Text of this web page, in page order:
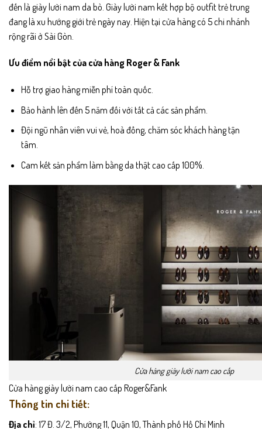
đến là giày lười nam da bò. Giày lười nam kết hợp bộ outfit trẻ trung
đang là xu hướng giới trẻ ngày nay. Hiện tại cửa hàng có 5 chi nhánh
rộng rãi ở Sài Gòn.
Ưu điểm nổi bật của cửa hàng Roger & Fank
Hỗ trợ giao hàng miễn phí toàn quốc.
Bảo hành lên đến 5 năm đối với tất cả các sản phẩm.
Đội ngũ nhân viên vui vẻ, hoà đồng, chăm sóc khách hàng tận
tâm.
Cam kết sản phẩm làm bằng da thật cao cấp 100%.
Cửa hàng giày lười nam cao cấp
Cửa hàng giày lười nam cao cấp Roger&Fank
Thông tin chi tiết:
Địa chỉ: 17 Đ. 3/2, Phường 11, Quận 10, Thành phố Hồ Chí Minh